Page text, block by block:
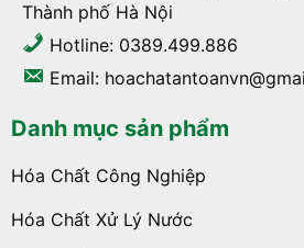
Thành phố Hà Nội
Hotline: 0389.499.886
Email:
Danh mục sản phẩm
Hóa Chất Công Nghiệp
Hóa Chất Xử Lý Nước